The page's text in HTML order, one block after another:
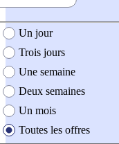
création de l'offre
Un jour
Trois jours
Une semaine
Deux semaines
Un mois
Toutes les offres